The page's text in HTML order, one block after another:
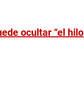
ocultar “el hilo